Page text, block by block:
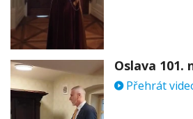
Přehrát